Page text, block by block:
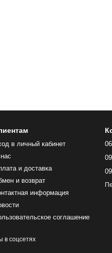
в личный кабинет
и доставка
и возврат
информация
соглашение
в соцсетях